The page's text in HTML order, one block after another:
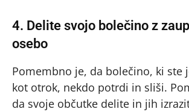
4. Delite svojo bolečino z
osebo
Pomembno je, da bolečino, ki ste
kot otrok, nekdo potrdi in sliši.
da svoje občutke delite in jih